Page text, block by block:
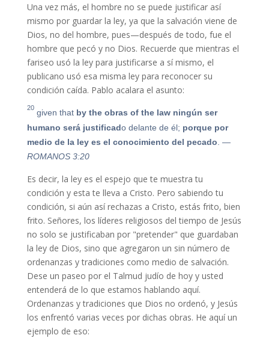
Una vez más, el hombre no se puede justificar así
mismo por guardar la ley, ya que la salvación viene de
Dios, no del hombre, pues—después de todo, fue el
hombre que pecó y no Dios. Recuerde que mientras el
fariseo usó la ley para justificarse a sí mismo, el
publicano usó esa misma ley para reconocer su
condición caída. Pablo acalara el asunto:
20given that by the obras of the law ningún ser
humano será justificado delante de él; porque por
medio de la ley es el conocimiento del pecado —
ROMANOS 3:20
Es decir, la ley es el espejo que te muestra tu
condición y esta te lleva a Cristo. Pero sabiendo tu
condición, si aún así rechazas a Cristo, estás frito, bien
frito. Señores, los líderes religiosos del tiempo de Jesús
no solo se justificaban por "pretender" que guardaban
la ley de Dios, sino que agregaron un sin número de
ordenanzas y tradiciones como medio de salvación.
Dese un paseo por el Talmud judío de hoy y usted
entenderá de lo que estamos hablando aquí.
Ordenanzas y tradiciones que Dios no ordenó, y Jesús
los enfrentó varias veces por dichas obras. He aquí un
ejemplo de eso: